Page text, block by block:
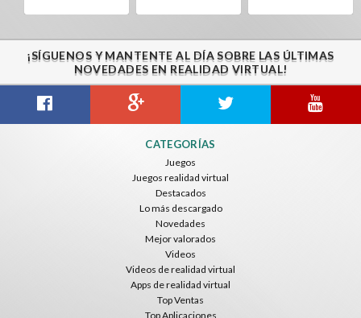
Gratis
¡SÍGUENOS Y MANTENTE AL DÍA SOBRE LAS ÚLTIMAS
NOVEDADES EN REALIDAD VIRTUAL!
CATEGORÍAS
Juegos
Juegos realidad virtual
Destacados
Lo más descargado
Novedades
Mejor valorados
Videos
Videos de realidad virtual
Apps de realidad virtual
Top Ventas
Top Aplicaciones